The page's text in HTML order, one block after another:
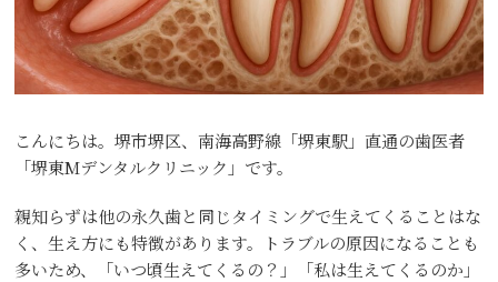
こんにちは。堺市堺区、南海高野線「堺東駅」直通の歯医者
「堺東Mデンタルクリニック」です。
親知らずは他の永久歯と同じタイミングで生えてくることはな
く、生え方にも特徴があります。トラブルの原因になることも
多いため、「いつ頃生えてくるの？」「私は生えてくるのか」